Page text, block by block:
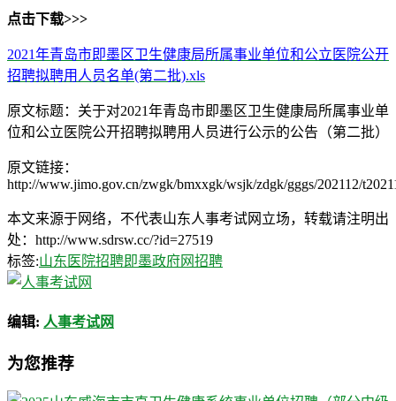
点击下载>>>
2021年青岛市即墨区卫生健康局所属事业单位和公立医院公开
招聘拟聘用人员名单(第二批).xls
原文标题：关于对2021年青岛市即墨区卫生健康局所属事业单
位和公立医院公开招聘拟聘用人员进行公示的公告（第二批）
原文链接：
http://www.jimo.gov.cn/zwgk/bmxxgk/wsjk/zdgk/gggs/202112/
本文来源于网络，不代表山东人事考试网立场，转载请注明出
处：http://www.sdrsw.cc/?id=27519
标签:山东医院招聘即墨政府网招聘
编辑: 人事考试网
为您推荐